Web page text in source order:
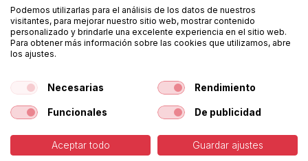
ortola@ortola-sa.es
Av. d'Albaida, s/n
46840 La Pobla del Duc (Valencia)
¡Síguenos!
Podemos utilizarlas para el análisis de los datos de nuestros
visitantes, para mejorar nuestro sitio web, mostrar contenido
personalizado y brindarle una excelente experiencia en el sitio web.
Para obtener más información sobre las cookies que utilizamos, abre
los ajustes.
Necesarias Rendimiento
Funcionales De publicidad
Aceptar todo Guardar ajustes